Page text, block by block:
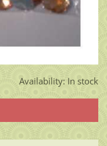
Availability: In stock